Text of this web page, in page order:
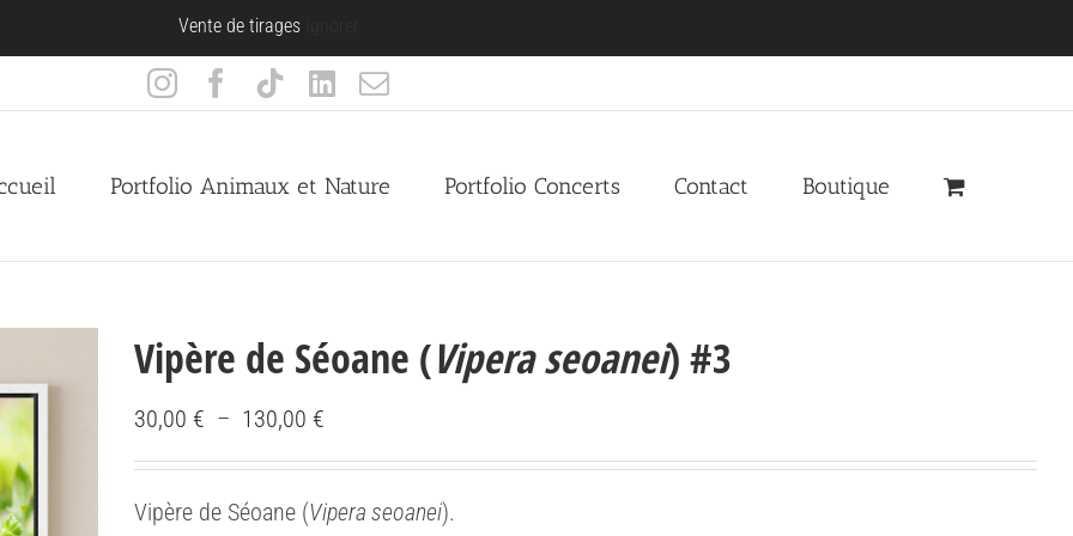
Vente de tirages
InstagramFacebook
TiktokLinkedIn
Email
Portfolio Animaux et Nature Portfolio Concerts Contact Boutique
Vipère de Séoane (Vipera seoanei) #3
30,00 € – 130,00 €
de
30,00 €
Vipère de Séoane (Vipera seoanei).